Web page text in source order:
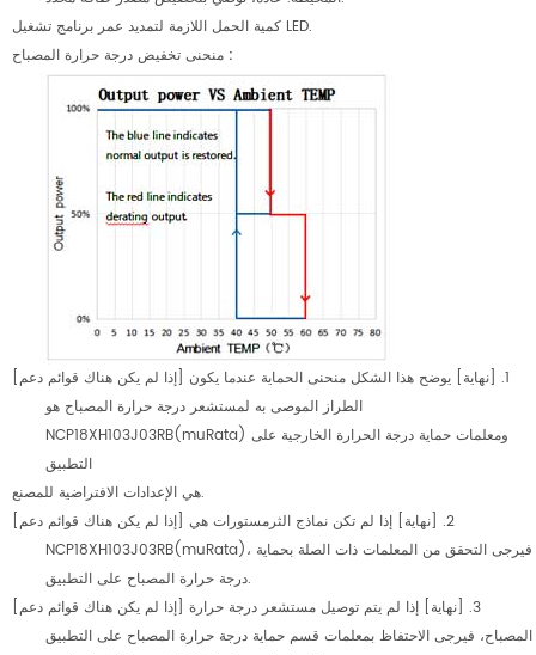
كمية الحمل اللازمة لتمديد عمر برنامج تشغيل LED.
:
[إذا لم يكن هناك قوائم دعم] 1. [نهاية] يوضح هذا الشكل منحنى الحماية عندما يكون
الطراز الموصى به لمستشعر درجة حرارة المصباح هو
NCP18XH103J03RB(muRata) ومعلمات حماية درجة الحرارة الخارجية على
التطبيق
هي الإعدادات الافتراضية للمصنع.
[إذا لم يكن هناك قوائم دعم] 2. [نهاية] إذا لم تكن نماذج الثرمستورات هي
NCP18XH103J03RB(muRata)، فيرجى التحقق من المعلمات ذات الصلة بحماية
درجة حرارة المصباح على التطبيق.
[إذا لم يكن هناك قوائم دعم] 3. [نهاية] إذا لم يتم توصيل مستشعر درجة حرارة
المصباح، فيرجى الاحتفاظ بمعلمات قسم حماية درجة حرارة المصباح على التطبيق